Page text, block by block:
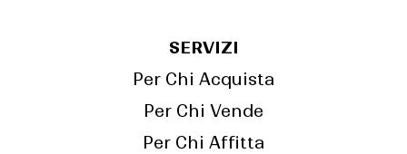
SERVIZI
Per Chi Acquista
Per Chi Vende
Per Chi Affitta